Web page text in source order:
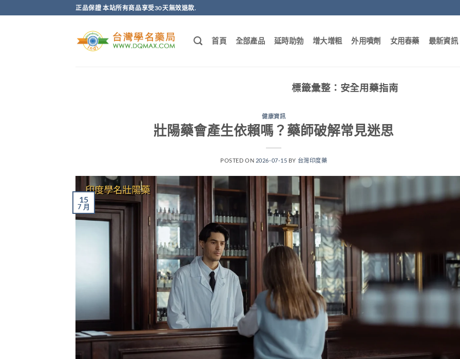
轉
正品保證 本站所有商品享受30天無效退款.
首頁 全部產品 延時助勃 增大增粗 外用噴劑 女用春藥 最新資訊
標籤彙整： 安全用藥指南
健康資訊
壯陽藥會產生依賴嗎？藥師破解常見迷思
POSTED ON 2026-07-15 BY 台灣印度藥
15
7 月